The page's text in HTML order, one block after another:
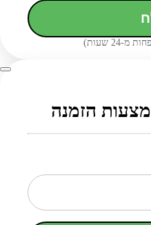
24 שעות)
הזמנה